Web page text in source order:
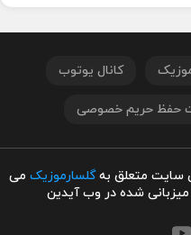
کانال یوتوب
حفظ حریم خصوصی
سایت متعلق بهگلسارموزیک می
شده در وب آیدین